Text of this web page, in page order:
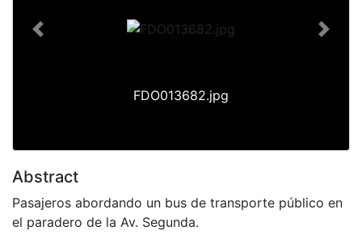
FDO013682.jpg
Previous Next
Abstract
Pasajeros abordando un bus de transporte público en
el paradero de la Av. Segunda.